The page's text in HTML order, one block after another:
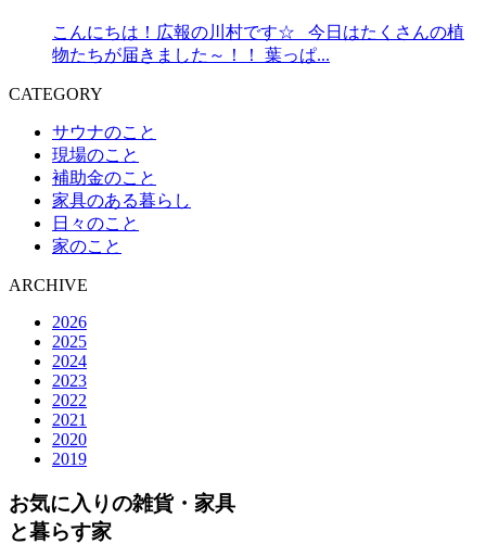
こんにちは！広報の川村です☆ 今日はたくさんの植
物たちが届きました～！！ 葉っぱ...
CATEGORY
サウナのこと
現場のこと
補助金のこと
家具のある暮らし
日々のこと
家のこと
ARCHIVE
2026
2025
2024
2023
2022
2021
2020
2019
お気に入りの雑貨・家具
と暮らす家